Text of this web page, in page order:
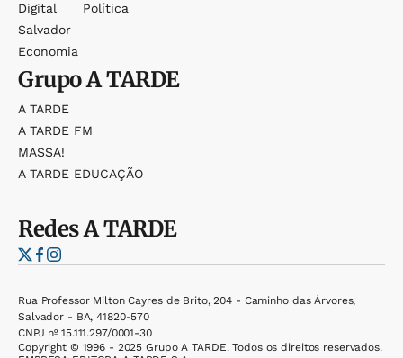
Digital
Salvador
Economia
Política
GrupoA TARDE
A TARDE
A TARDE FM
MASSA!
A TARDE EDUCAÇÃO
RedesA TARDE
Rua Professor Milton Cayres de Brito, 204 - Caminho das Árvores,
Salvador - BA, 41820-570
CNPJ nº 15.111.297/0001-30
Copyright © 1996 - 2025 Grupo A TARDE. Todos os direitos reservados.